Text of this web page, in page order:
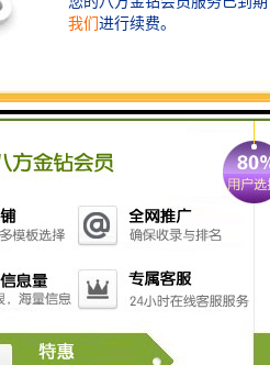
2. 设计规划：根据需求进行结
产品质量。
4. 生产加工：采用先进设备与
接、表面处理等工序，确保精